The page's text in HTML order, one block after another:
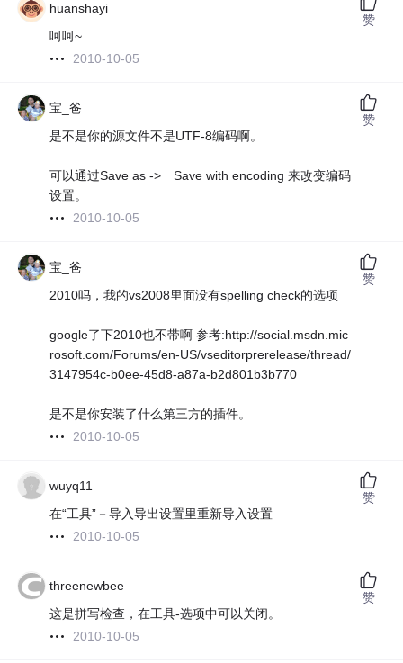
huanshayi
呵呵~
2010-10-05
赞
宝_爸
是不是你的源文件不是UTF-8编码啊。
可以通过Save as -> Save with encoding 来改变编码
设置。
2010-10-05
赞
宝_爸
2010吗，我的vs2008里面没有spelling check的选项
google了下2010也不带啊 参考:http://social.msdn.mic
rosoft.com/Forums/en-US/vseditorprerelease/thread/
3147954c-b0ee-45d8-a87a-b2d801b3b770
是不是你安装了什么第三方的插件。
2010-10-05
赞
wuyq11
在“工具”－导入导出设置里重新导入设置
2010-10-05
赞
threenewbee
这是拼写检查，在工具-选项中可以关闭。
2010-10-05
赞